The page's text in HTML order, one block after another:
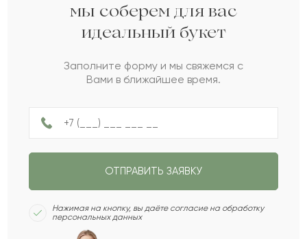
2022-08-25
Салим
Искра
Н Нурзила
Акрам
мы соберем для вас
идеальный букет
Заполните форму и мы свяжемся с
Вами в ближайшее время.
ОТПРАВИТЬ ЗАЯВКУ
Нажимая на кнопку, вы даёте согласие на обработку
персональных данных